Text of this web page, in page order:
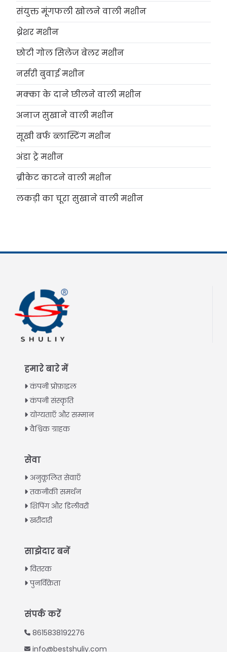
संयुक्त मूंगफली खोलने वाली मशीन
थ्रेशर मशीन
छोटी गोल सिलेज बेलर मशीन
नर्सरी बुवाई मशीन
मक्का के दाने छीलने वाली मशीन
अनाज सुखाने वाली मशीन
सूखी बर्फ ब्लास्टिंग मशीन
अंडा ट्रे मशीन
ब्रीकेट काटने वाली मशीन
लकड़ी का चूरा सुखाने वाली मशीन
हमारे बारे में
कंपनी प्रोफ़ाइल
कंपनी संस्कृति
योग्यताएँ और सम्मान
वैश्विक ग्राहक
सेवा
अनुकूलित सेवाएँ
तकनीकी समर्थन
शिपिंग और डिलीवरी
खरीदारी
साझेदार बनें
वितरक
पुनर्विक्रेता
संपर्क करें
8615838192276
info@bestshuliy.com
Korean
Vietnamese
Thai
Turkish
Swahili
Urdu
Greek
Italian